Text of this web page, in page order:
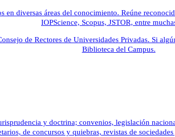
en diversas áreas del conocimiento. Reúne
IOPScience, Scopus, JSTOR, entre
de Rectores de Universidades Privadas. Si
Biblioteca del Campus.
y doctrina; convenios, legislación
de concursos y quiebras, revistas de